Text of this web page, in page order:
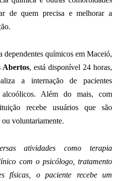
de quem precisa e melhorar a
dependentes químicos em Maceió,
Abertos, está disponível 24 horas,
a internação de pacientes
Além do mais, com
recebe usuários que são
ou voluntariamente.
atividades como terapia
com o psicólogo, tratamento
físicas, o paciente recebe um